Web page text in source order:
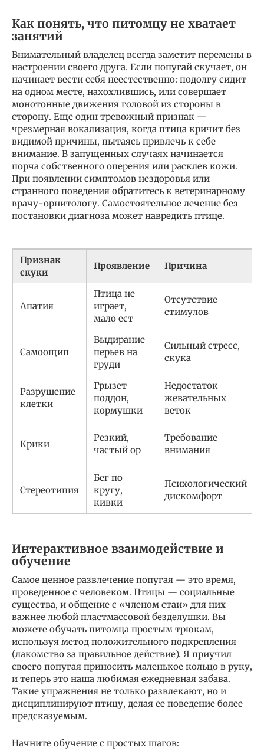
Как понять, что питомцу не хватает
занятий
Внимательный владелец всегда заметит перемены в
настроении своего друга. Если попугай скучает, он
начинает вести себя неестественно: подолгу сидит
на одном месте, нахохлившись, или совершает
монотонные движения головой из стороны в
сторону. Еще один тревожный признак —
чрезмерная вокализация, когда птица кричит без
видимой причины, пытаясь привлечь к себе
внимание. В запущенных случаях начинается
порча собственного оперения или расклев кожи.
При появлении симптомов нездоровья или
странного поведения обратитесь к ветеринарному
врачу-орнитологу. Самостоятельное лечение без
постановки диагноза может навредить птице.
Признак
скуки
Проявление Причина
Апатия
Птица не
играет,
мало ест
Отсутствие
стимулов
Самоощип
Выдирание
перьев на
груди
Сильный стресс,
скука
Разрушение
клетки
Грызет
поддон,
кормушки
Недостаток
жевательных
веток
Крики
Резкий,
частый ор
Требование
внимания
Стереотипия
Бег по
кругу,
кивки
Психологический
дискомфорт
Интерактивное взаимодействие и
обучение
Самое ценное развлечение попугая — это время,
проведенное с человеком. Птицы — социальные
существа, и общение с «членом стаи» для них
важнее любой пластмассовой безделушки. Вы
можете обучать питомца простым трюкам,
используя метод положительного подкрепления
(лакомство за правильное действие). Я приучил
своего попугая приносить маленькое кольцо в руку,
и теперь это наша любимая ежедневная забава.
Такие упражнения не только развлекают, но и
дисциплинируют птицу, делая ее поведение более
предсказуемым.
Начните обучение с простых шагов: